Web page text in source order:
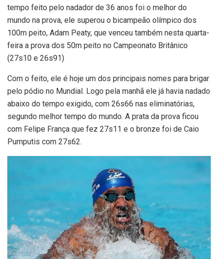
tempo feito pelo nadador de 36 anos foi o melhor do
mundo na prova, ele superou o bicampeão olímpico dos
100m peito, Adam Peaty, que venceu também nesta quarta-
feira a prova dos 50m peito no Campeonato Britânico
(27s10 e 26s91)
Com o feito, ele é hoje um dos principais nomes para brigar
pelo pódio no Mundial. Logo pela manhã ele já havia nadado
abaixo do tempo exigido, com 26s66 nas eliminatórias,
segundo melhor tempo do mundo. A prata da prova ficou
com Felipe França que fez 27s11 e o bronze foi de Caio
Pumputis com 27s62.